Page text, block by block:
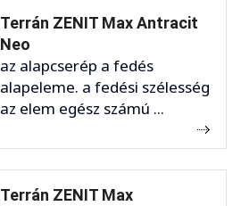
Terrán ZENIT Max Antracit
Neo
az alapcserép a fedés
alapeleme. a fedési szélesség
az elem egész számú ...
Terrán ZENIT Max